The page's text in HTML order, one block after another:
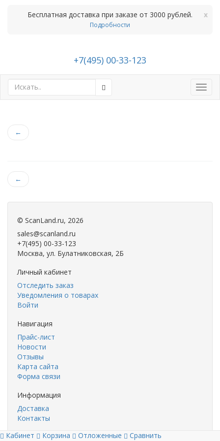
Бесплатная доставка при заказе от 3000 рублей.
Подробности
x
+7(495) 00-33-123
←
←
© ScanLand.ru, 2026
sales@scanland.ru
+7(495) 00-33-123
Москва, ул. Булатниковская, 2Б
Личный кабинет
Отследить заказ
Уведомления о товарах
Войти
Навигация
Прайс-лист
Новости
Отзывы
Карта сайта
Форма связи
Информация
Доставка
Контакты
Кабинет
Корзина Отложенные Сравнить